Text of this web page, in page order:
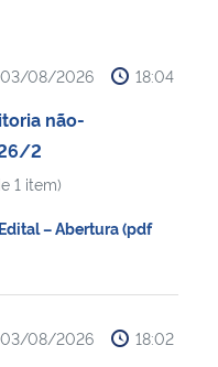
Comunicações
03/08/2026 18:04
não-
2
1 item)
– Abertura (pdf
03/08/2026 18:02